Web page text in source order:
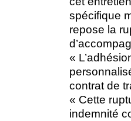
spécifique
repose la
«
contrat de
« Cette
indemnité